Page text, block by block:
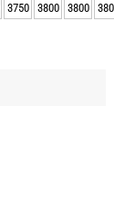
3750 3800 3800